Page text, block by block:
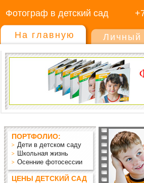
Фотограф в детский сад
На главную Личный
ПОРТФОЛИО:
Дети в детском саду
Школьная жизнь
Осенние фотосессии
ЦЕНЫ ДЕТСКИЙ САД